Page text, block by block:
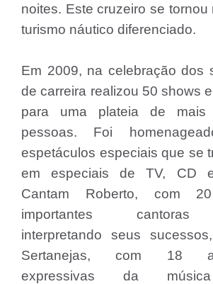
noites. Este cruzeiro se tornou
turismo náutico diferenciado.
Em 2009, na celebração dos
de carreira realizou 50 shows
para uma plateia de
pessoas. Foi
espetáculos especiais que se
em especiais de TV, CD
Cantam Roberto, com
importantes cantoras
interpretando seus
Sertanejas, com 18
expressivas da